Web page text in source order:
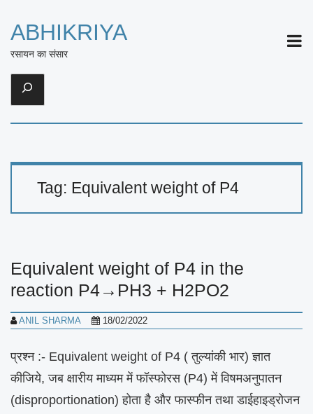
ABHIKRIYA
रसायन का संसार
Search
Tag: Equivalent weight of P4
Equivalent weight of P4 in the
reaction P4→PH3 + H2PO2
ANIL SHARMA 18/02/2022
प्रश्न :- Equivalent weight of P4 ( तुल्यांकी भार) ज्ञात
कीजिये, जब क्षारीय माध्यम में फॉस्फोरस (P4) में विषमअनुपातन
(disproportionation) होता है और फास्फीन तथा डाईहाइड्रोजन